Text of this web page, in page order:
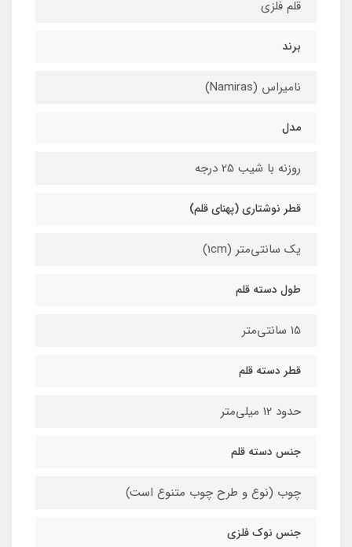
قلم فلزی
برند
نامیراس (Namiras)
مدل
روزنه با شیب 25 درجه
قطر نوشتاری (پهنای قلم)
یک سانتی‌متر (1cm)
طول دسته قلم
15 سانتی‌متر
قطر دسته قلم
حدود 12 میلی‌متر
جنس دسته قلم
چوب (نوع و طرح چوب متنوع است)
جنس نوک فلزی